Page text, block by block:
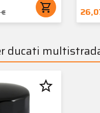
shopping_cart
ducati
star_border